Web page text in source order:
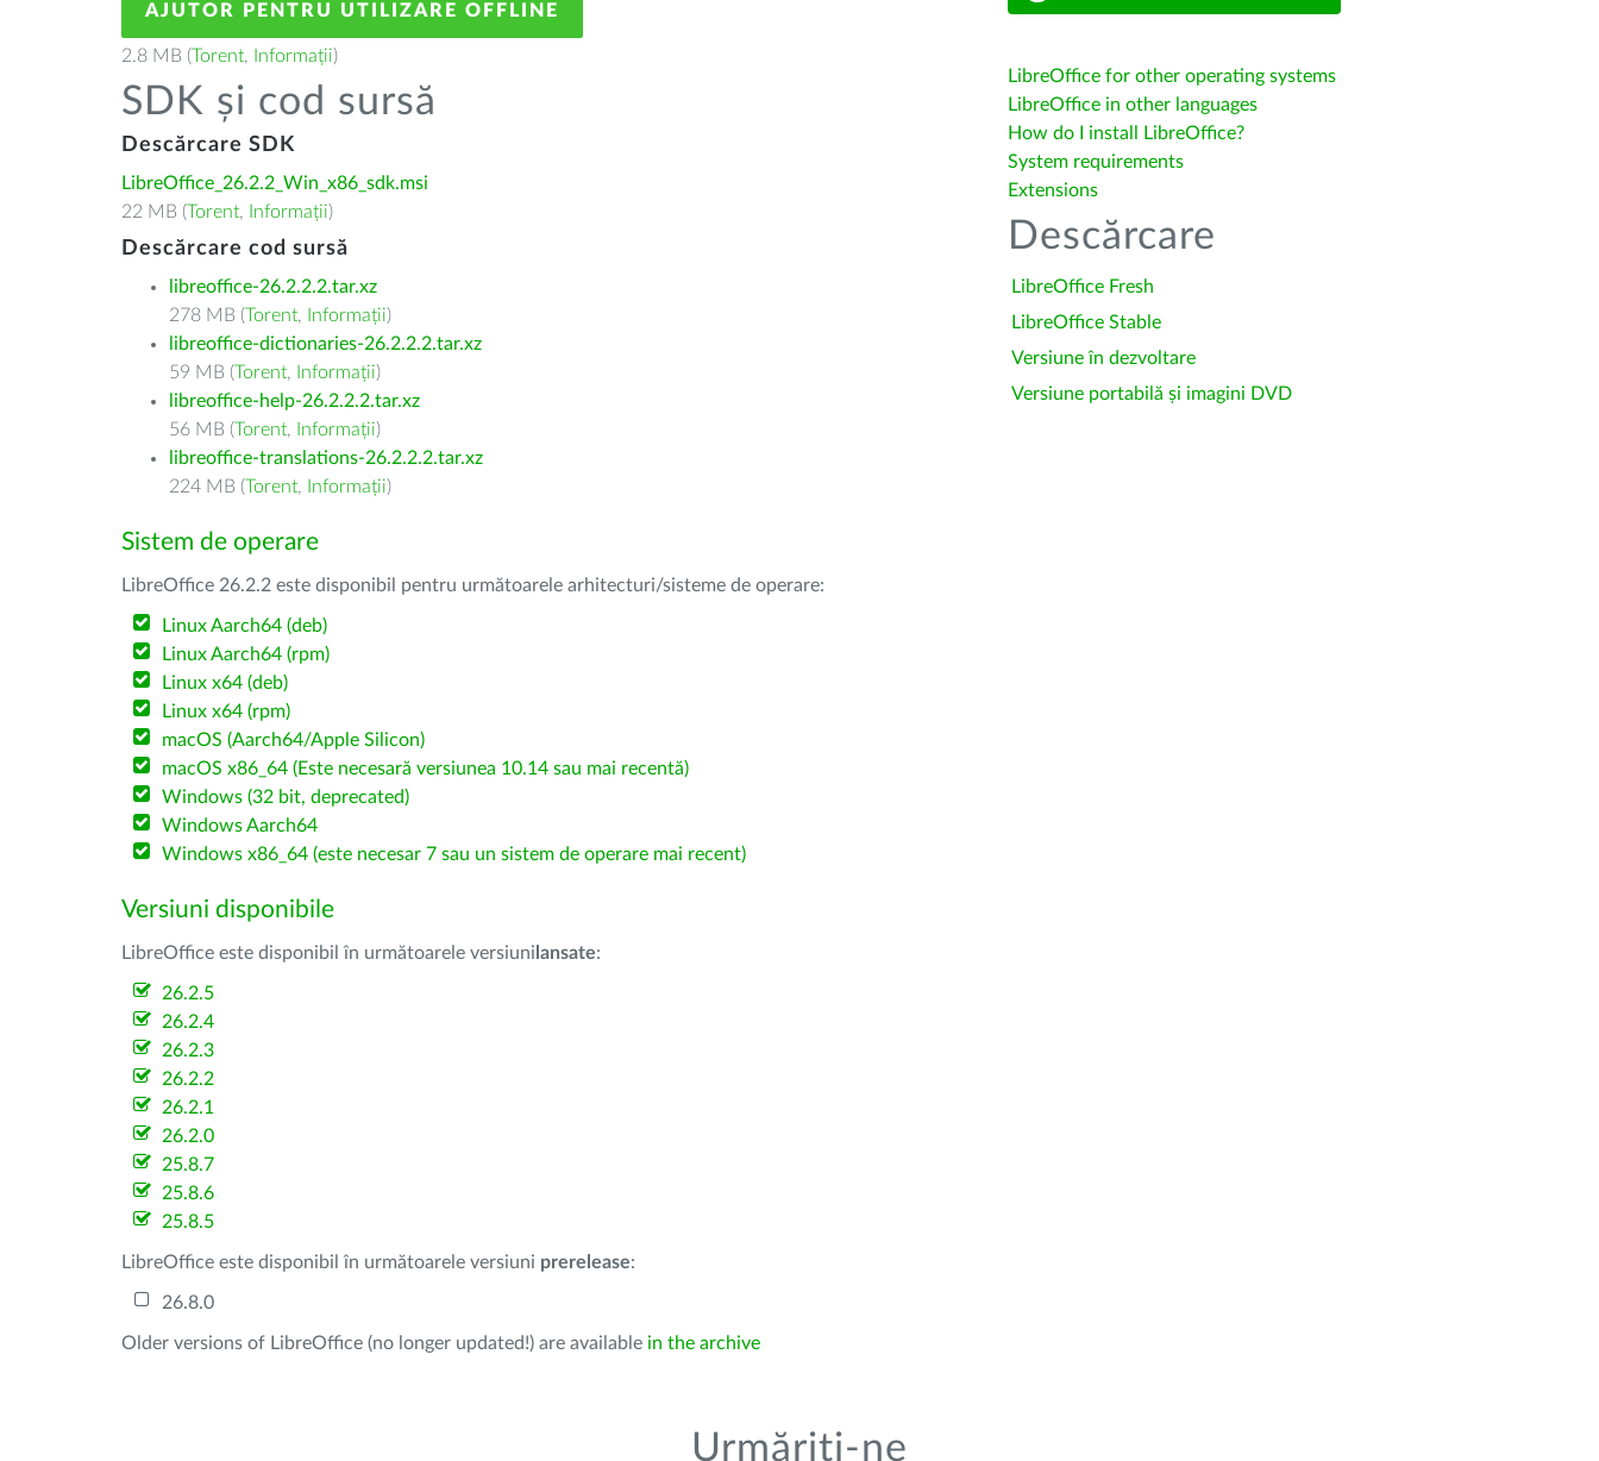
AJUTOR PENTRU UTILIZARE OFFLINE
2.8 MB (Torent, Informații)
SDK și cod sursă
Descărcare SDK
LibreOffice_26.2.2_Win_x86_sdk.msi
22 MB (Torent, Informații)
Descărcare cod sursă
libreoffice-26.2.2.2.tar.xz
278 MB (Torent, Informații)
libreoffice-dictionaries-26.2.2.2.tar.xz
59 MB (Torent, Informații)
libreoffice-help-26.2.2.2.tar.xz
56 MB (Torent, Informații)
libreoffice-translations-26.2.2.2.tar.xz
224 MB (Torent, Informații)
Sistem de operare
LibreOffice 26.2.2 este disponibil pentru următoarele arhitecturi/sisteme de operare:
Linux Aarch64 (deb)
Linux Aarch64 (rpm)
Linux x64 (deb)
Linux x64 (rpm)
macOS (Aarch64/Apple Silicon)
macOS x86_64 (Este necesară versiunea 10.14 sau mai recentă)
Windows (32 bit, deprecated)
Windows Aarch64
Windows x86_64 (este necesar 7 sau un sistem de operare mai recent)
Versiuni disponibile
LibreOffice este disponibil în următoarele versiuni lansate:
26.2.5
26.2.4
26.2.3
26.2.2
26.2.1
26.2.0
25.8.7
25.8.6
25.8.5
LibreOffice este disponibil în următoarele versiuni prerelease:
26.8.0
Older versions of LibreOffice (no longer updated!) are available in the archive
LibreOffice for other operating systems
LibreOffice in other languages
How do I install LibreOffice?
System requirements
Extensions
Descărcare
LibreOffice Fresh
LibreOffice Stable
Versiune în dezvoltare
Versiune portabilă și imagini DVD
Urmăriți-ne